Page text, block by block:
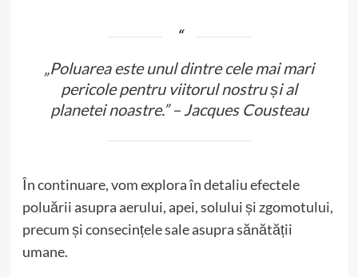
„Poluarea este unul dintre cele mai mari
pericole pentru viitorul nostru și al
planetei noastre.” – Jacques Cousteau
În continuare, vom explora în detaliu efectele
poluării asupra aerului, apei, solului și zgomotului,
precum și consecințele sale asupra sănătății
umane.